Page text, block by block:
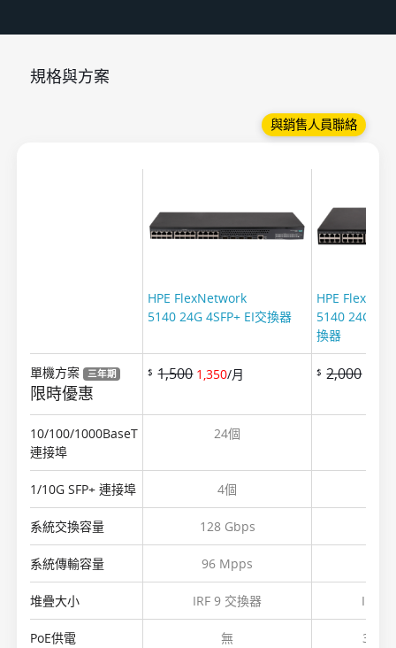
規格與方案
與銷售人員聯絡
HPE FlexNetwork
5140 24G 4SFP+ EI交換器
HPE
5140 24G
換器
單機方案 三年期
限時優惠
$ 1,500 1,350/月 $ 2,000
10/100/1000BaseT
連接埠
24個
1/10G SFP+ 連接埠 4個
系統交換容量 128 Gbps
系統傳輸容量 96 Mpps
堆疊大小 IRF 9 交換器 IRF 9
PoE供電 無 370